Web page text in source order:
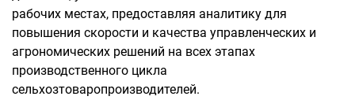
рабочих местах, предоставляя аналитику для
повышения скорости и качества управленческих и
агрономических решений на всех этапах
производственного цикла
сельхозтоваропроизводителей.